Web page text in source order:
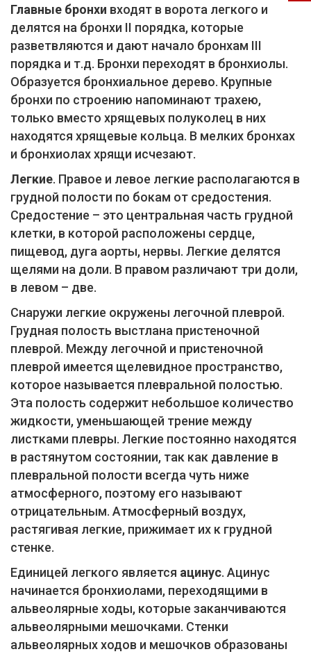
Главные бронхи входят в ворота легкого и
делятся на бронхи II порядка, которые
разветвляются и дают начало бронхам III
порядка и т.д. Бронхи переходят в бронхиолы.
Образуется бронхиальное дерево. Крупные
бронхи по строению напоминают трахею,
только вместо хрящевых полуколец в них
находятся хрящевые кольца. В мелких бронхах
и бронхиолах хрящи исчезают.
Легкие. Правое и левое легкие располагаются в
грудной полости по бокам от средостения.
Средостение – это центральная часть грудной
клетки, в которой расположены сердце,
пищевод, дуга аорты, нервы. Легкие делятся
щелями на доли. В правом различают три доли,
в левом – две.
Снаружи легкие окружены легочной плеврой.
Грудная полость выстлана пристеночной
плеврой. Между легочной и пристеночной
плеврой имеется щелевидное пространство,
которое называется плевральной полостью.
Эта полость содержит небольшое количество
жидкости, уменьшающей трение между
листками плевры. Легкие постоянно находятся
в растянутом состоянии, так как давление в
плевральной полости всегда чуть ниже
атмосферного, поэтому его называют
отрицательным. Атмосферный воздух,
растягивая легкие, прижимает их к грудной
стенке.
Единицей легкого является ацинус. Ацинус
начинается бронхиолами, переходящими в
альвеолярные ходы, которые заканчиваются
альвеолярными мешочками. Стенки
альвеолярных ходов и мешочков образованы